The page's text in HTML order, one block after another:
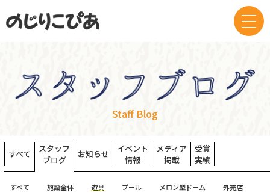
Staff Blog
すべて
スタッフ
ブログ
お知らせ
イベント
情報
メディア
掲載
受賞
実績
すべて 施設全体 遊具 プール メロン型ドーム 外売店